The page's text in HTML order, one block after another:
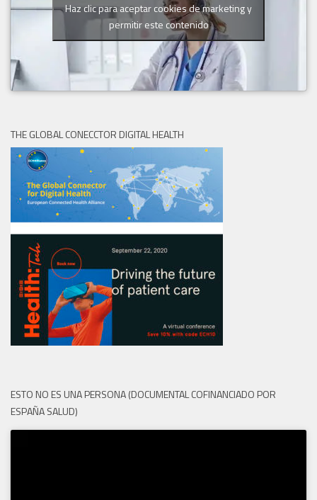
Haz clic para aceptar cookies de marketing y
permitir este contenido
THE GLOBAL CONECCTOR DIGITAL HEALTH
ESTO NO ES UNA PERSONA (DOCUMENTAL COFINANCIADO POR
ESPAÑA SALUD)